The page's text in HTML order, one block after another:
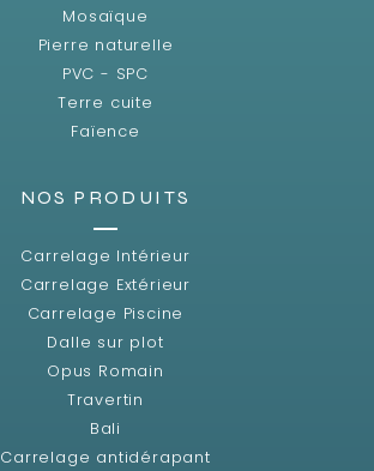
Mosaïque
Pierre naturelle
PVC - SPC
Terre cuite
Faïence
NOS PRODUITS
Carrelage Intérieur
Carrelage Extérieur
Carrelage Piscine
Dalle sur plot
Opus Romain
Travertin
Bali
Carrelage antidérapant